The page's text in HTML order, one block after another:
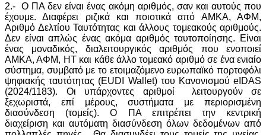
2.- Ο ΠΑ δεν είναι ένας ακόμη αριθμός, σαν και αυτούς που
έχουμε. Διαφέρει ριζικά και ποιοτικά από ΑΜΚΑ, ΑΦΜ,
Αριθμό Δελτίου Ταυτότητας και άλλους τομεακούς αριθμούς.
Δεν είναι απλώς ένας ακόμα αριθμός ταυτοποίησης. Είναι
ένας μοναδικός, διαλειτουργικός αριθμός που ενοποιεί
ΑΜΚΑ, ΑΦΜ, ΗΤ και κάθε άλλο τομεακό αριθμό σε ένα ενιαίο
σύστημα, συμβατό με το ετοιμαζόμενο ευρωπαϊκό πορτοφόλι
ψηφιακής ταυτότητας (EUDI Wallet) του Κανονισμού eIDAS
(2024/1183). Οι υπάρχοντες αριθμοί λειτουργούν σε
ξεχωριστά, επί μέρους, συστήματα με περιορισμένη
διασύνδεση (τομείς). Ο ΠΑ επιτρέπει την κεντρική
διαχείριση και αυτόματη διασύνδεση όλων δεδομένων από